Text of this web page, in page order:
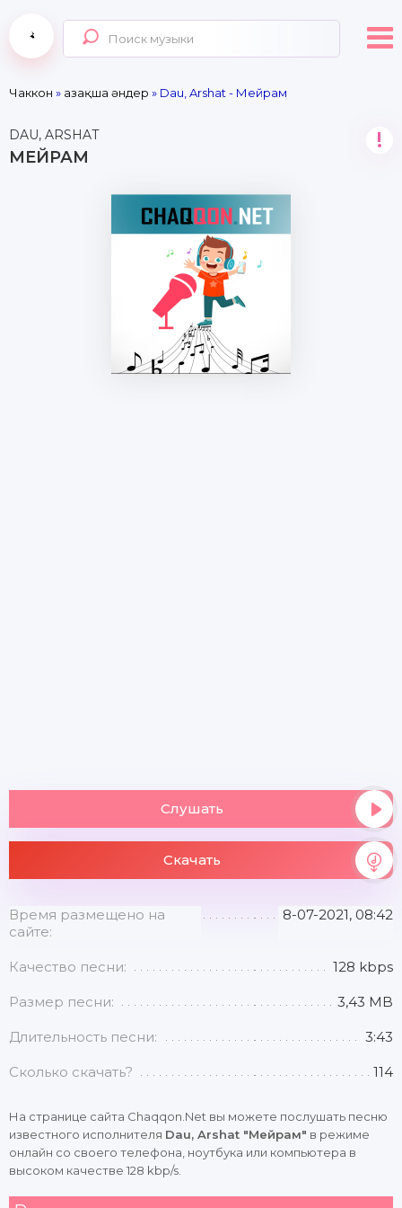
Чаккон » Қазақша әндер » Dau, Arshat - Мейрам
DAU, ARSHAT
МЕЙРАМ
!
Слушать
Скачать
Время размещено на
сайте:
8-07-2021, 08:42
Качество песни: 128 kbps
Размер песни: 3,43 MB
Длительность песни: 3:43
Сколько скачать? 114
На странице сайта Chaqqon.Net вы можете послушать песню
известного исполнителя Dau, Arshat "Мейрам" в режиме
онлайн со своего телефона, ноутбука или компьютера в
высоком качестве 128 kbp/s.